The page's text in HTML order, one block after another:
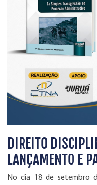
DIREITO
LANÇAMENTO E
No dia 18 de setembro